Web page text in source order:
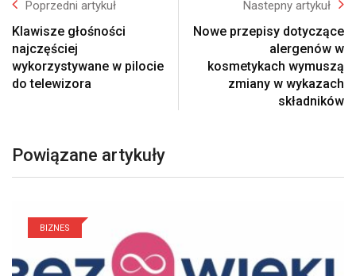
Poprzedni artykuł
Klawisze głośności
najczęściej
wykorzystywane w pilocie
do telewizora
Nastepny artykuł
Nowe przepisy dotyczące
alergenów w
kosmetykach wymuszą
zmiany w wykazach
składników
Powiązane artykuły
BIZNES